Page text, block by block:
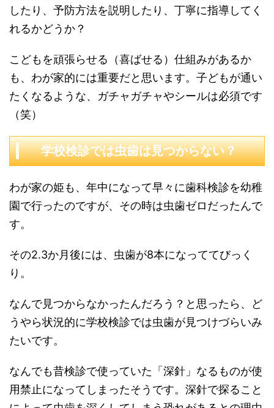
したり、予防方法を説明したり、丁寧に指導してく
れるかどうか？
こどもを頑張らせる（喜ばせる）仕組みがあるか
も、わが家的には重要だと思います。子どもが通い
たくなるような、ガチャガチャやシールは必須です
（笑）
学校検診では虫歯は見つからない？
わが家の姫も、年中になって早々に歯科検診を幼稚
園で行ったのですが、その時は虫歯ゼロだったんで
す。
その2.3か月後には、虫歯が8本になっててびっく
り。
なんで見つからなかったんだろう？と思ったら、ど
うやら状況的に学校検診では虫歯が見つけづらいみ
たいです。
なんでも昔検診で使っていた「深針」なるものが使
用禁止になってしまったそうです。深針で探ること